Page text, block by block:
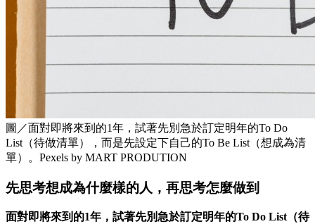
圖／面對即將來到的1年，試著先別急於訂定明年的To Do
List（待做清單），而是先設定下自己的To Be List（想成為清
單）。Pexels by MART PRODUTION
先思考想成為什麼樣的人，再思考怎麼做到
面對即將來到的1年，試著先別急於訂定明年的To Do List（待